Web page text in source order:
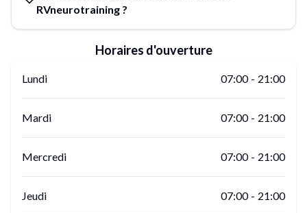
Horaires d'ouverture
Lundi 07:00 - 21:00
Mardi 07:00 - 21:00
Mercredi 07:00 - 21:00
Jeudi 07:00 - 21:00
RVneurotraining ?